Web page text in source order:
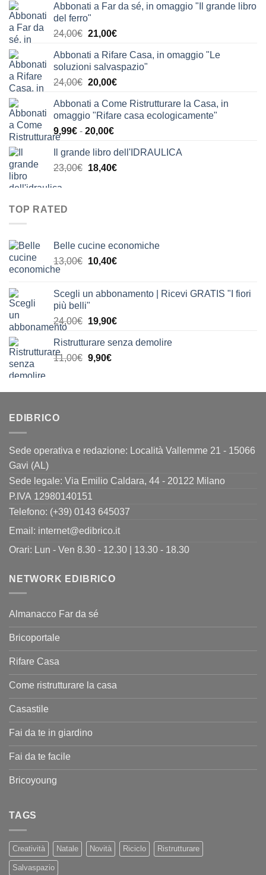
Abbonati a Far da sé, in omaggio "Il grande libro
del ferro"
24,00€ Il
originale
era:
24,00€.
21,00€Il
attuale
è:
21,00€.
Abbonati a Rifare Casa, in omaggio "Le
soluzioni salvaspazio"
24,00€ Il
originale
era:
24,00€.
20,00€Il
attuale
è:
Abbonati a Come Ristrutturare la Casa, in
omaggio "Rifare casa ecologicamente"
9,99€ - 20,00€Fascia
prezzo:
da
Il grande libro dell'IDRAULICA
23,00€ Il
18,40€Il
TOP RATED
Belle cucine economiche
13,00€ Il
era:
10,40€Il
è:
Scegli un abbonamento | Ricevi GRATIS "I fiori
più belli"
24,00€ Il
originale
era:
19,90€Il
attuale
Ristrutturare senza demolire
11,00€ Il
era:
9,90€Il
è:
EDIBRICO
Sede operativa e redazione: Località Vallemme 21 - 15066
Gavi (AL)
Sede legale: Via Emilio Caldara, 44 - 20122 Milano
P.IVA 12980140151
Telefono: (+39) 0143 645037
Email: internet@edibrico.it
Orari: Lun - Ven 8.30 - 12.30 | 13.30 - 18.30
NETWORK EDIBRICO
Almanacco Far da sé
Bricoportale
Rifare Casa
Come ristrutturare la casa
Casastile
Fai da te in giardino
Fai da te facile
Bricoyoung
TAGS
Creatività Natale Novità Riciclo Ristrutturare
Salvaspazio